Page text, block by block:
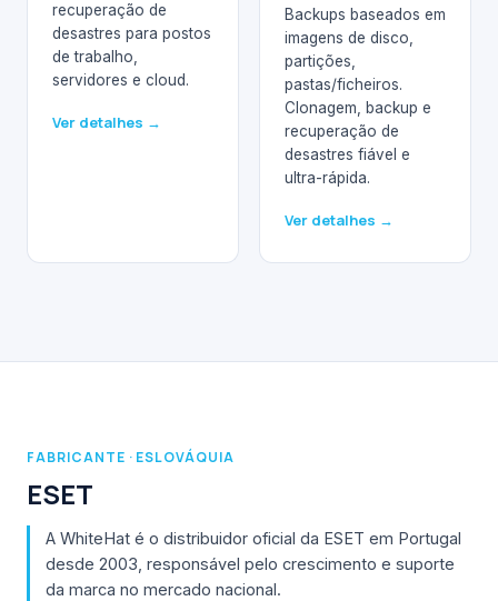
recuperação de
desastres para postos
de trabalho,
servidores e cloud.
Ver detalhes →
Backups baseados em
imagens de disco,
partições,
pastas/ficheiros.
Clonagem, backup e
recuperação de
desastres fiável e
ultra-rápida.
Ver detalhes →
FABRICANTE · ESLOVÁQUIA
ESET
A WhiteHat é o distribuidor oficial da ESET em Portugal
desde 2003, responsável pelo crescimento e suporte
da marca no mercado nacional.